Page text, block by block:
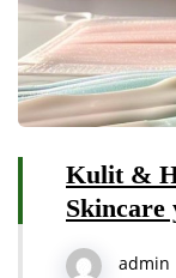
Kulit &
Skincare
admin